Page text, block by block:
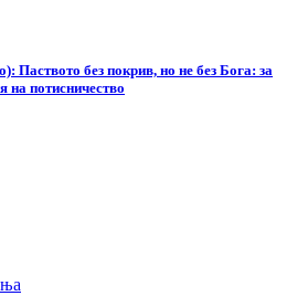
Паството без покрив, но не без Бога: за
на потисничество